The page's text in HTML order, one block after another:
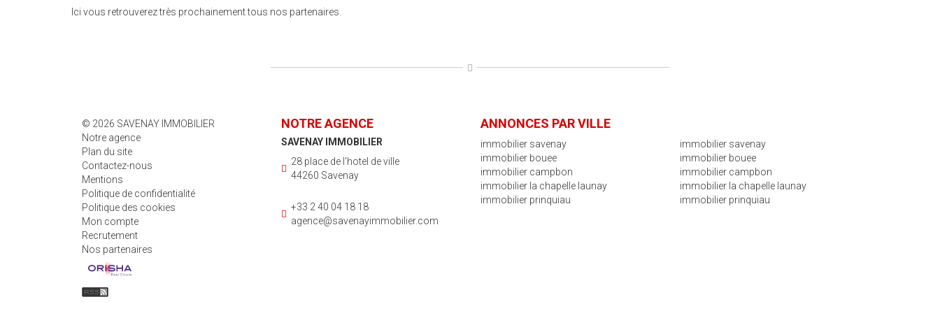
Ici vous retrouverez très prochainement tous nos partenaires.
© 2026 SAVENAY IMMOBILIER
Notre agence
Plan du site
Contactez-nous
Mentions
Politique de confidentialité
Politique des cookies
Mon compte
Recrutement
Nos partenaires
NOTRE AGENCE
SAVENAY IMMOBILIER
28 place de l'hotel de ville
44260 Savenay
+33 2 40 04 18 18
agence@savenayimmobilier.com
ANNONCES PAR VILLE
immobilier savenay
immobilier bouee
immobilier campbon
immobilier la chapelle launay
immobilier prinquiau
immobilier savenay
immobilier bouee
immobilier campbon
immobilier la chapelle launay
immobilier prinquiau